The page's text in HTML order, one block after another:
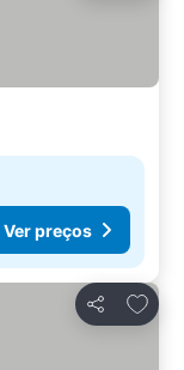
Ver preços
Partilhar